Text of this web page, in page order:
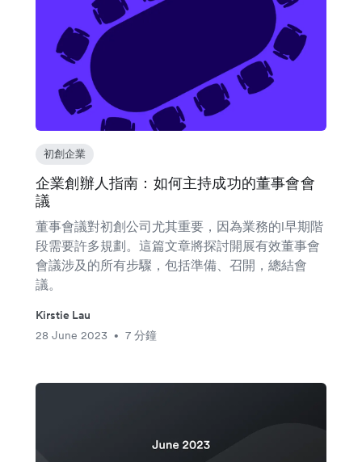
初創企業
企業創辦人指南：如何主持成功的董事會會
議
董事會議對初創公司尤其重要，因為業務的l早期階
段需要許多規劃。這篇文章將探討開展有效董事會
會議涉及的所有步驟，包括準備、召開，總結會
議。
Kirstie Lau
28 June 2023
• 7 分鐘